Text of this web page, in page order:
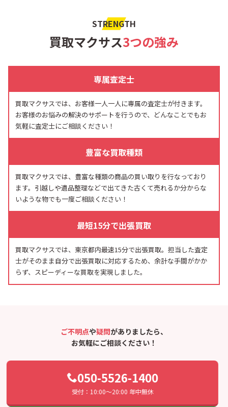
STRENGTH
買取マクサス3つの強み
専属査定士
買取マクサスでは、お客様一人一人に専属の査定士が付きます。
お客様のお悩みの解決のサポートを行うので、どんなことでもお
気軽に査定士にご相談ください！
豊富な買取種類
買取マクサスでは、豊富な種類の商品の買い取りを行なっており
ます。引越しや遺品整理などで出てきた古くて売れるか分からな
いような物でも一度ご相談ください！
最短15分で出張買取
買取マクサスでは、東京都内最速15分で出張買取。担当した査定
士がそのまま自分で出張買取に対応するため、余計な手間がかか
らず、スピーディーな買取を実現しました。
ご不明点や疑問がありましたら、
お気軽にご相談ください！
050-5526-1400
受付：10:00〜20:00 年中無休